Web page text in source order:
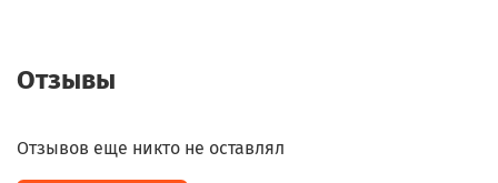
Отзывы
Отзывов еще никто не оставлял